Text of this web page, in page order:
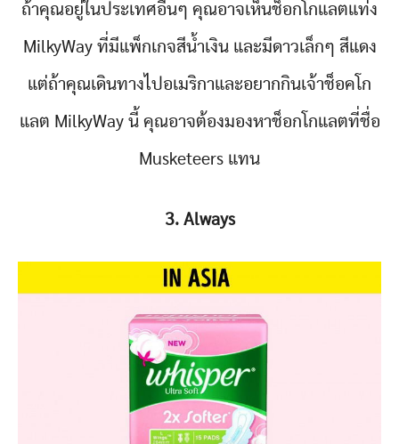
ถ้าคุณอยู่ในประเทศอื่นๆ คุณอาจเห็นช็อกโกแลตแท่ง
MilkyWay ที่มีแพ็กเกจสีน้ำเงิน และมีดาวเล็กๆ สีแดง
แต่ถ้าคุณเดินทางไปอเมริกาและอยากกินเจ้าช็อคโก
แลต MilkyWay นี้ คุณอาจต้องมองหาช็อกโกแลตที่ชื่อ
Musketeers แทน
3. Always